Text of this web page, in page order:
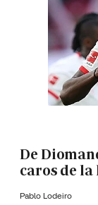
De
caros de
Pablo Lodeiro